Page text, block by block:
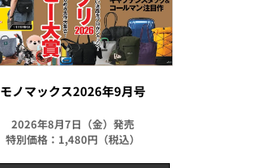
モノマックス2026年9月号
2026年8月7日（金）発売
特別価格：1,480円（税込）